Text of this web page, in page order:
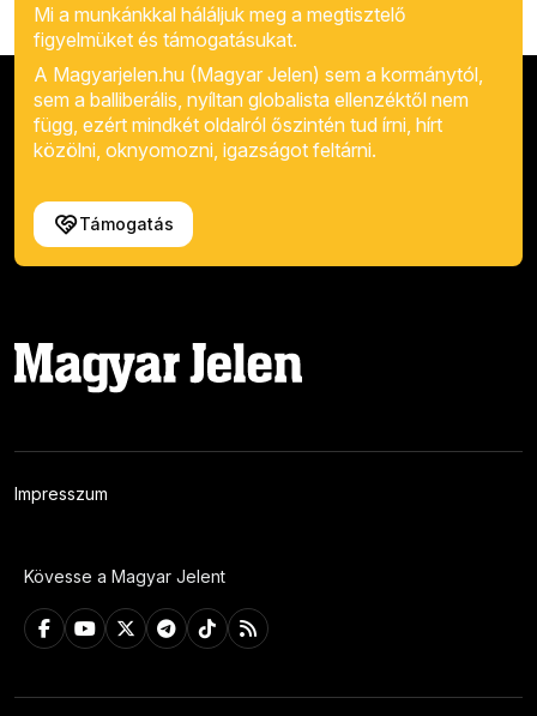
Mi a munkánkkal háláljuk meg a megtisztelő
figyelmüket és támogatásukat.
A Magyarjelen.hu (Magyar Jelen) sem a kormánytól,
sem a balliberális, nyíltan globalista ellenzéktől nem
függ, ezért mindkét oldalról őszintén tud írni, hírt
közölni, oknyomozni, igazságot feltárni.
Támogatás
Impresszum
Kövesse a Magyar Jelent